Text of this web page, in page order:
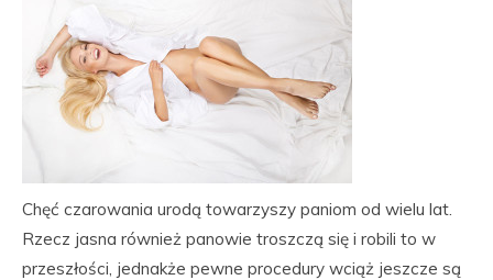
Chęć czarowania urodą towarzyszy paniom od wielu lat.
Rzecz jasna również panowie troszczą się i robili to w
przeszłości, jednakże pewne procedury wciąż jeszcze są